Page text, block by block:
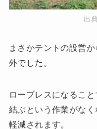
出
まさかテントの設営
外でした。
ロープレスになるこ
結ぶという作業がな
軽減されます。